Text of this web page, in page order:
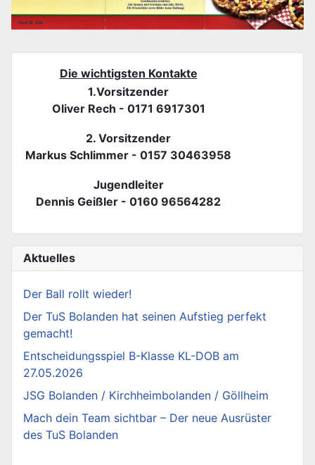
Die wichtigsten Kontakte
1.Vorsitzender
Oliver Rech - 0171 6917301
2. Vorsitzender
Markus Schlimmer - 0157 30463958
Jugendleiter
Dennis Geißler - 0160 96564282
Aktuelles
Der Ball rollt wieder!
Der TuS Bolanden hat seinen Aufstieg perfekt
gemacht!
Entscheidungsspiel B-Klasse KL-DOB am
27.05.2026
JSG Bolanden / Kirchheimbolanden / Göllheim
Mach dein Team sichtbar – Der neue Ausrüster
des TuS Bolanden